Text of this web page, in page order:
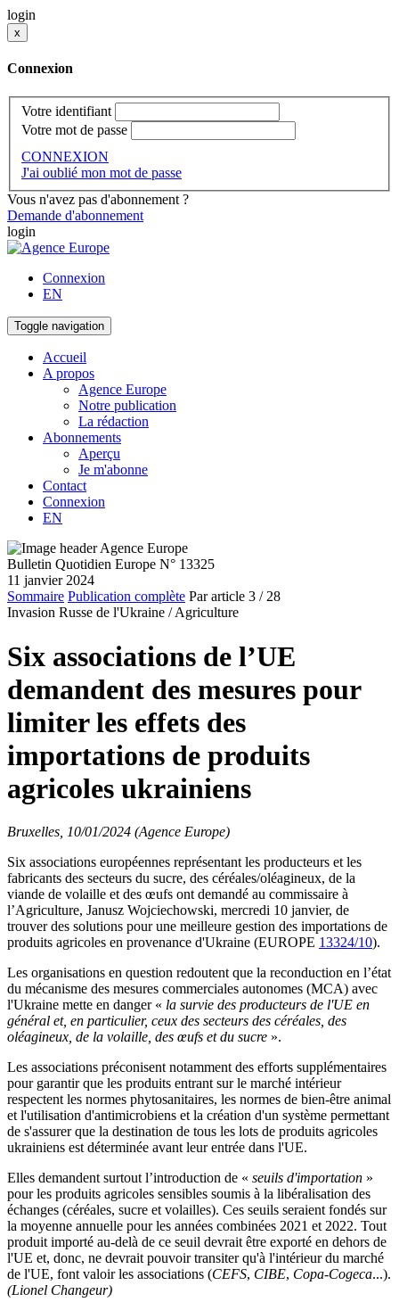
login
x
Connexion
Votre identifiant
Votre mot de passe
CONNEXION
J'ai oublié mon mot de passe
Vous n'avez pas d'abonnement ?
Demande d'abonnement
login
Connexion
EN
Toggle navigation
Accueil
A propos
Agence Europe
Notre publication
La rédaction
Abonnements
Aperçu
Je m'abonne
Contact
Connexion
EN
Bulletin Quotidien Europe N° 13325
11 janvier 2024
Sommaire Publication complète Par article 3 / 28
Invasion Russe de l'Ukraine / Agriculture
Six associations de l’UE
demandent des mesures pour
limiter les effets des
importations de produits
agricoles ukrainiens
Bruxelles, 10/01/2024 (Agence Europe)
Six associations européennes représentant les producteurs et les
fabricants des secteurs du sucre, des céréales/oléagineux, de la
viande de volaille et des œufs ont demandé au commissaire à
l’Agriculture, Janusz Wojciechowski, mercredi 10 janvier, de
trouver des solutions pour une meilleure gestion des importations de
produits agricoles en provenance d'Ukraine (EUROPE 13324/10).
Les organisations en question redoutent que la reconduction en l’état
du mécanisme des mesures commerciales autonomes (MCA) avec
l'Ukraine mette en danger « la survie des producteurs de l'UE en
général et, en particulier, ceux des secteurs des céréales, des
oléagineux, de la volaille, des œufs et du sucre ».
Les associations préconisent notamment des efforts supplémentaires
pour garantir que les produits entrant sur le marché intérieur
respectent les normes phytosanitaires, les normes de bien-être animal
et l'utilisation d'antimicrobiens et la création d'un système permettant
de s'assurer que la destination de tous les lots de produits agricoles
ukrainiens est déterminée avant leur entrée dans l'UE.
Elles demandent surtout l’introduction de « seuils d'importation »
pour les produits agricoles sensibles soumis à la libéralisation des
échanges (céréales, sucre et volailles). Ces seuils seraient fondés sur
la moyenne annuelle pour les années combinées 2021 et 2022. Tout
produit importé au-delà de ce seuil devrait être exporté en dehors de
l'UE et, donc, ne devrait pouvoir transiter qu'à l'intérieur du marché
de l'UE, font valoir les associations (CEFS, CIBE, Copa-Cogeca...).
(Lionel Changeur)